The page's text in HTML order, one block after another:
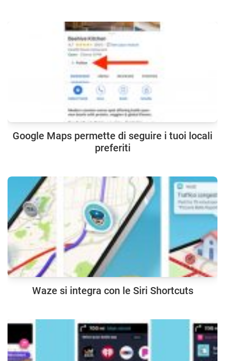
Google Maps permette di seguire i tuoi locali
preferiti
Waze si integra con le Siri Shortcuts